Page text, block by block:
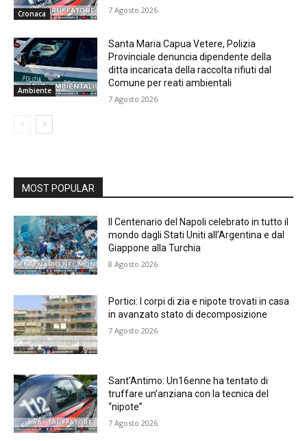
Cronaca 7 Agosto 2026
Ambiente
Santa Maria Capua Vetere, Polizia
Provinciale denuncia dipendente della
ditta incaricata della raccolta rifiuti dal
Comune per reati ambientali
7 Agosto 2026
MOST POPULAR
Il Centenario del Napoli celebrato in tutto il
mondo dagli Stati Uniti all’Argentina e dal
Giappone alla Turchia
8 Agosto 2026
Portici: I corpi di zia e nipote trovati in casa
in avanzato stato di decomposizione
7 Agosto 2026
Sant’Antimo: Un16enne ha tentato di
truffare un’anziana con la tecnica del
“nipote”
7 Agosto 2026